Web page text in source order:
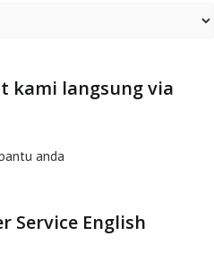
kami langsung via
anda
Service English